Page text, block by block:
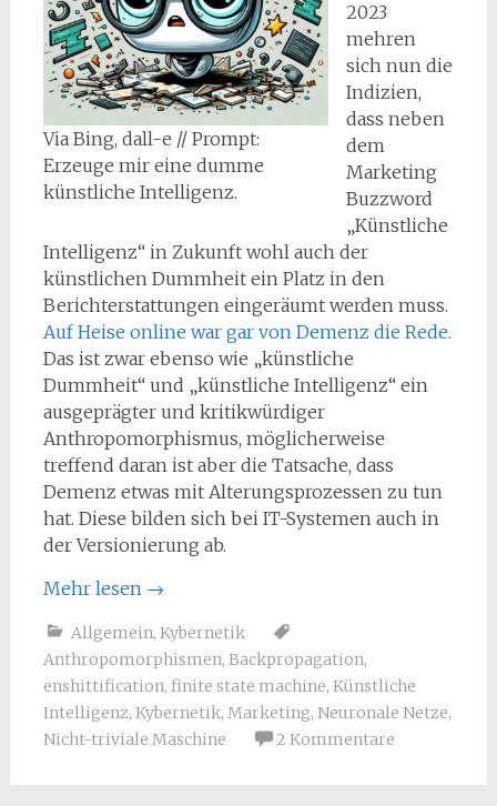
Via Bing, dall-e // Prompt:
Erzeuge mir eine dumme
künstliche Intelligenz.
2023
mehren
sich nun die
Indizien,
dass neben
dem
Marketing
Buzzword
„Künstliche
Intelligenz“ in Zukunft wohl auch der
künstlichen Dummheit ein Platz in den
Berichterstattungen eingeräumt werden muss.
Auf Heise online war gar von Demenz die Rede.
Das ist zwar ebenso wie „künstliche
Dummheit“ und „künstliche Intelligenz“ ein
ausgeprägter und kritikwürdiger
Anthropomorphismus, möglicherweise
treffend daran ist aber die Tatsache, dass
Demenz etwas mit Alterungsprozessen zu tun
hat. Diese bilden sich bei IT-Systemen auch in
der Versionierung ab.
Mehr lesen →
Allgemein, Kybernetik
Anthropomorphismen, Backpropagation,
enshittification, finite state machine, Künstliche
Intelligenz, Kybernetik, Marketing, Neuronale Netze,
Nicht-triviale Maschine
2 Kommentare